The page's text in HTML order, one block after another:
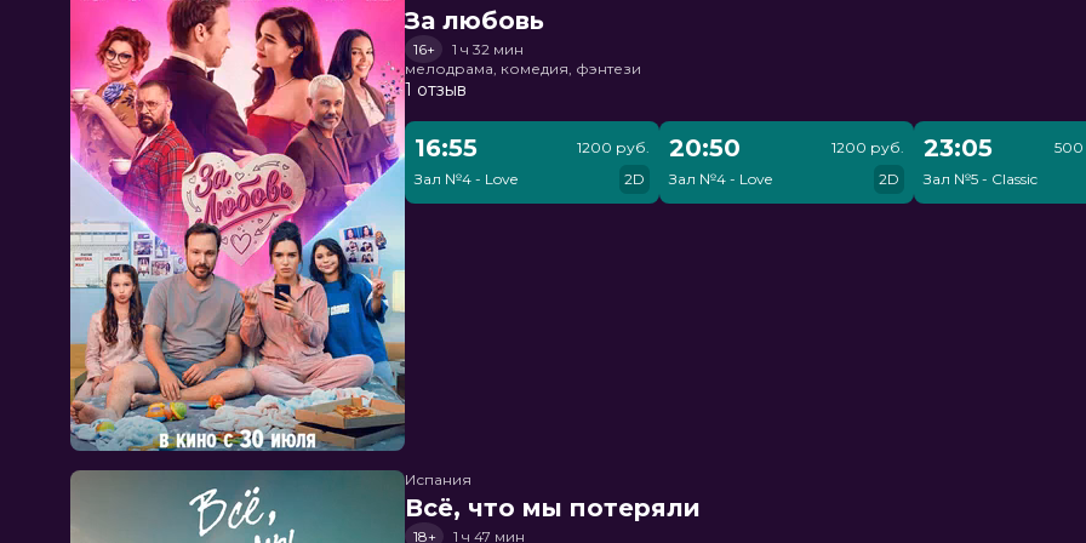
За любовь
16+
1 ч 32 мин
мелодрама, комедия, фэнтези
1 отзыв
16:55
Зал №4 - Love
1200 руб.
2D
20:50
Зал №4 - Love
1200 руб.
2D
23:05
Зал №5 - Classic
500
Испания
Всё, что мы потеряли
18+ 1 ч 47 мин